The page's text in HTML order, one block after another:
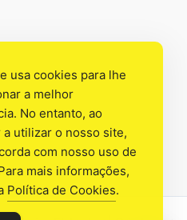
usa cookies para lhe
a melhor
No entanto, ao
utilizar o nosso site,
com nosso uso de
mais informações,
Política de Cookies.